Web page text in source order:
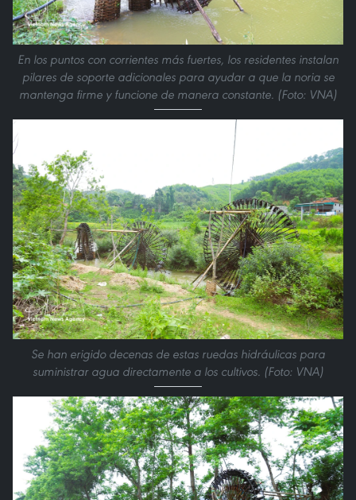
En los puntos con corrientes más fuertes, los residentes instalan
pilares de soporte adicionales para ayudar a que la noria se
mantenga firme y funcione de manera constante. (Foto: VNA)
Se han erigido decenas de estas ruedas hidráulicas para
suministrar agua directamente a los cultivos. (Foto: VNA)